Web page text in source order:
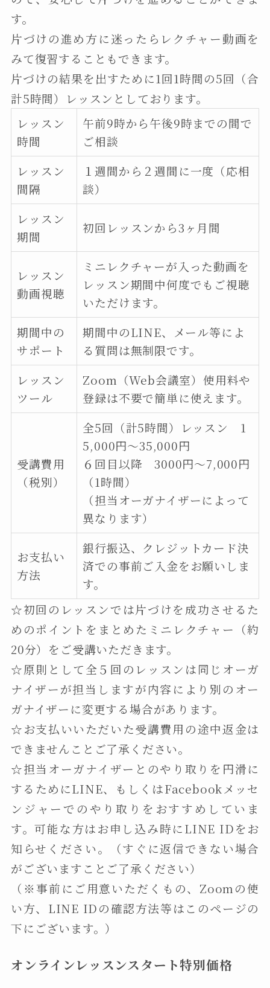
す。
片づけの進め方に迷ったらレクチャー動画を
みて復習することもできます。
片づけの結果を出すために1回1時間の5回（合
計5時間）レッスンとしております。
レッスン
時間
午前9時から午後9時までの間で
ご相談
レッスン
間隔
１週間から２週間に一度（応相
談）
レッスン
期間
初回レッスンから3ヶ月間
レッスン
動画視聴
ミニレクチャーが入った動画を
レッスン期間中何度でもご視聴
いただけます。
期間中の
サポート
期間中のLINE、メール等によ
る質問は無制限です。
レッスン
ツール
Zoom（Web会議室）使用料や
登録は不要で簡単に使えます。
受講費用
（税別）
全5回（計5時間）レッスン 1
5,000円〜35,000円
６回目以降 3000円〜7,000円
（1時間）
（担当オーガナイザーによって
異なります）
お支払い
方法
銀行振込、クレジットカード決
済での事前ご入金をお願いしま
す。
☆初回のレッスンでは片づけを成功させるた
めのポイントをまとめたミニレクチャー（約
20分）をご受講いただきます。
☆原則として全５回のレッスンは同じオーガ
ナイザーが担当しますが内容により別のオー
ガナイザーに変更する場合があります。
☆お支払いいただいた受講費用の途中返金は
できませんことご了承ください。
☆担当オーガナイザーとのやり取りを円滑に
するためにLINE、もしくはFacebookメッセ
ンジャーでのやり取りをおすすめしていま
す。可能な方はお申し込み時にLINE IDをお
知らせください。（すぐに返信できない場合
がございますことご了承ください）
（※事前にご用意いただくもの、Zoomの使
い方、LINE IDの確認方法等はこのページの
下にございます。）
オンラインレッスンスタート特別価格